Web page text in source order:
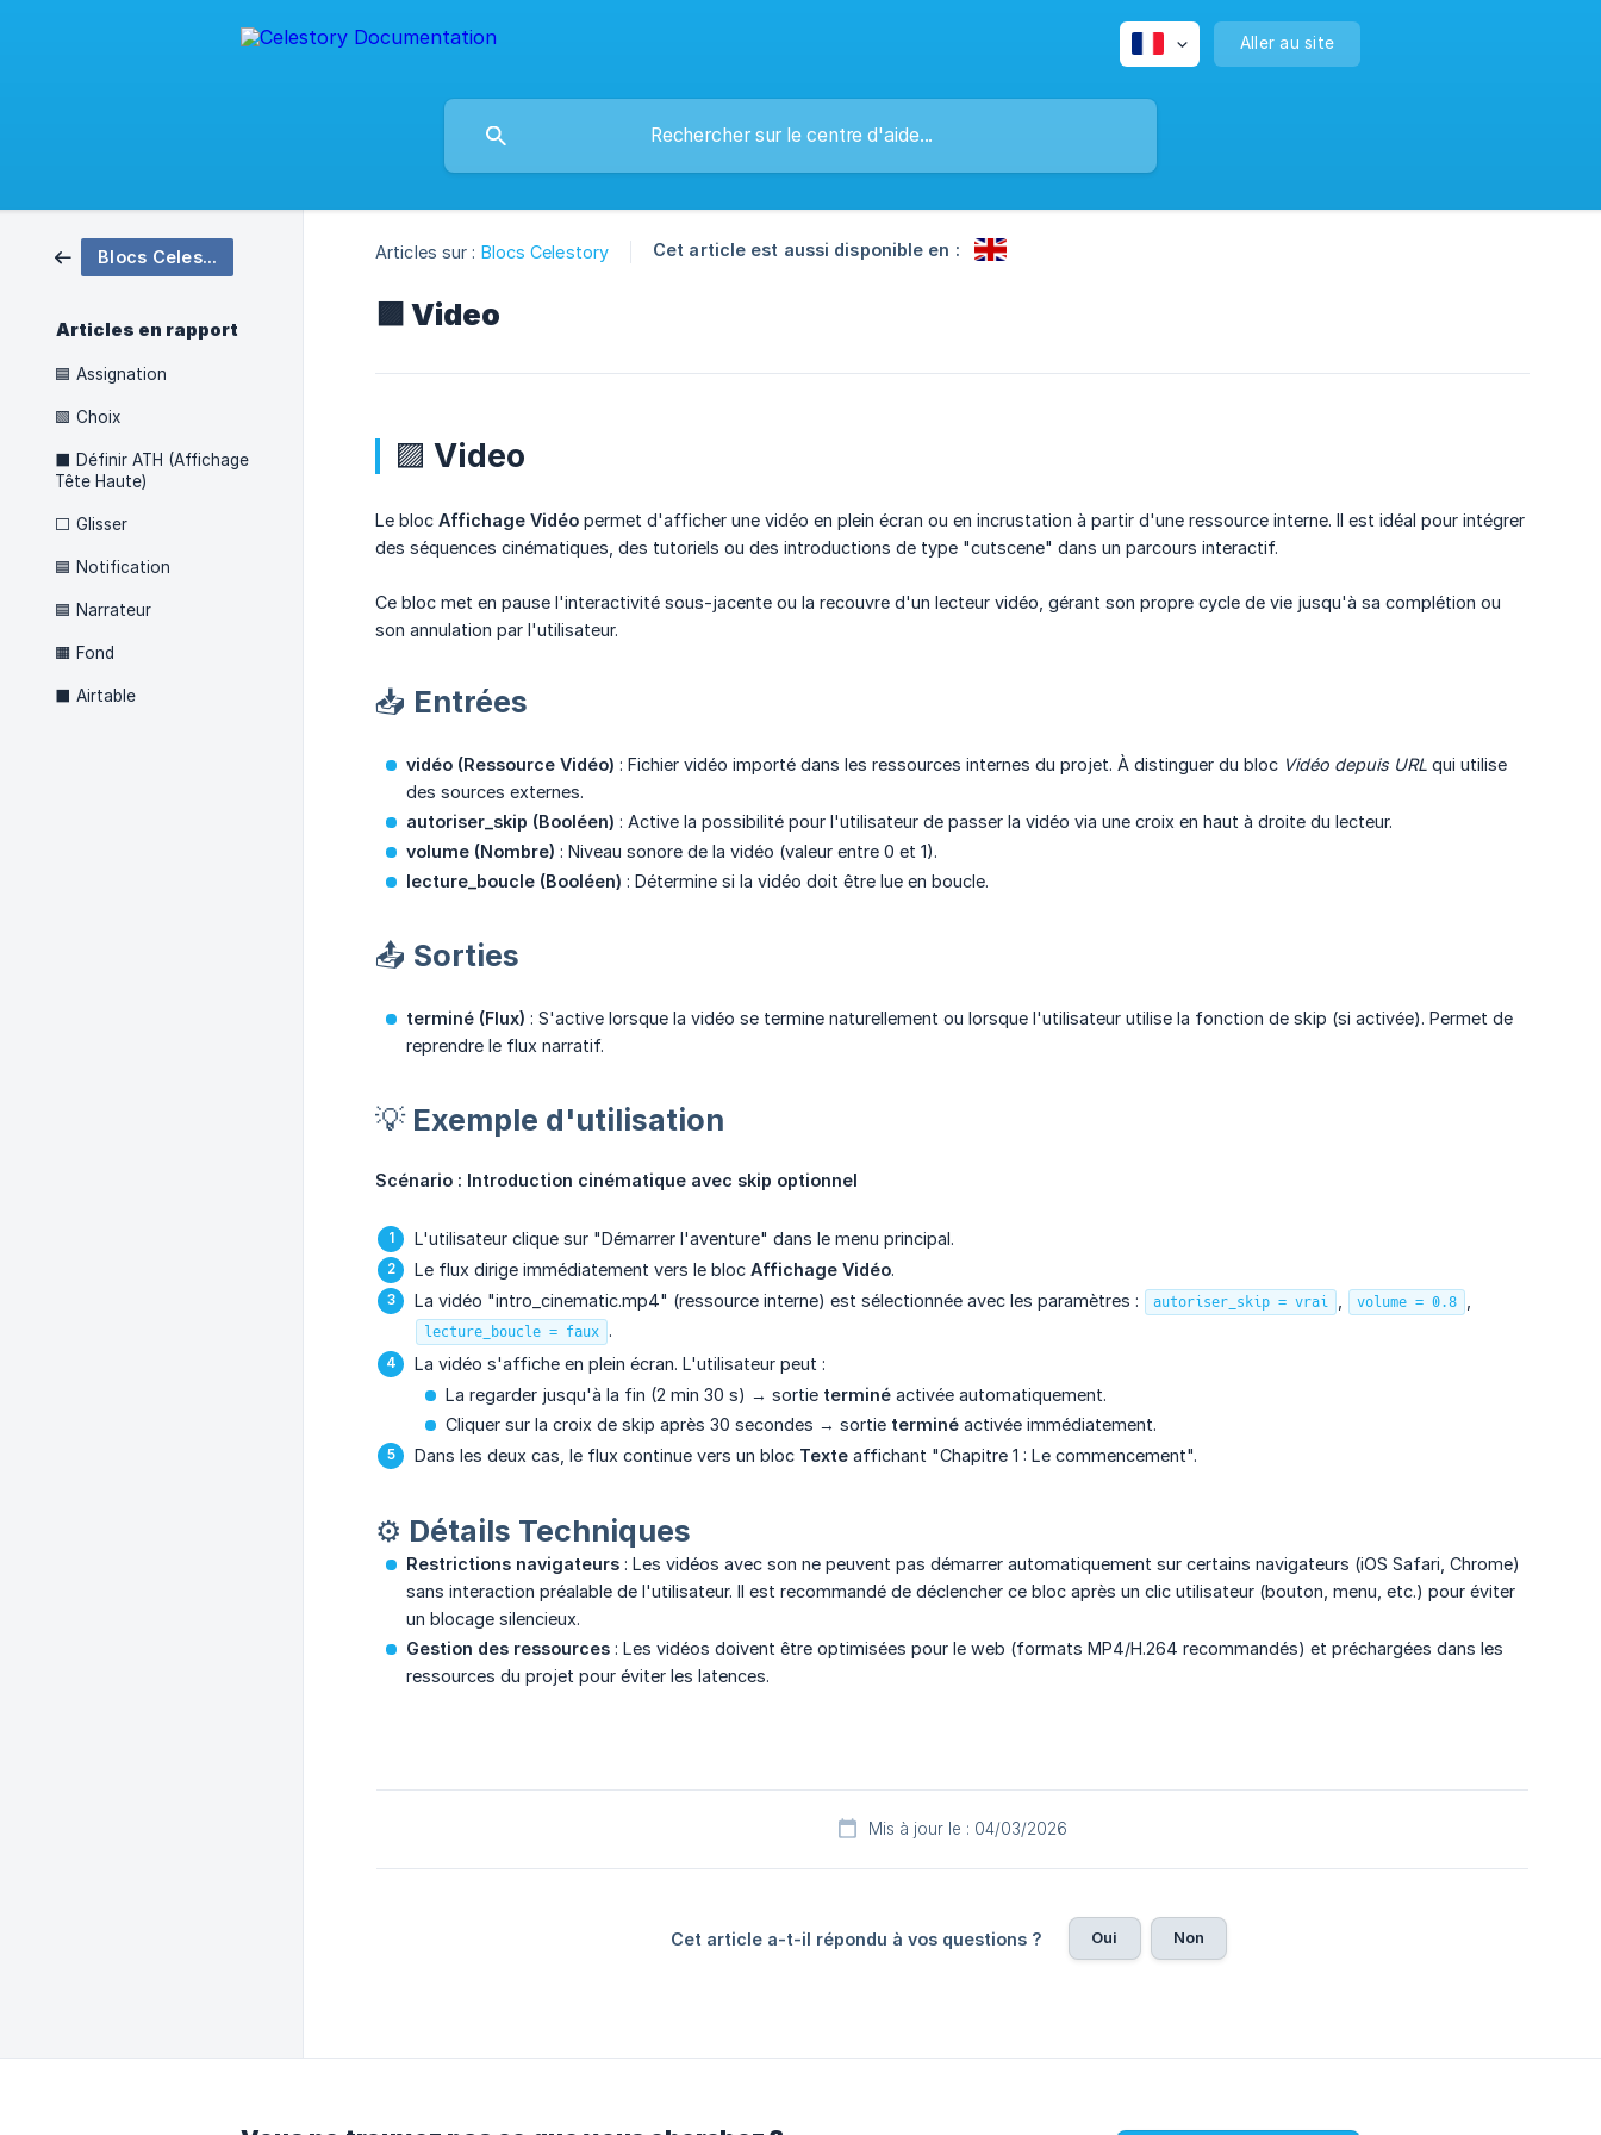
Aller au site
Blocs Celestory
Articles en rapport
🟦 Assignation
🟩 Choix
⬛ Définir ATH (Affichage
Tête Haute)
⬜ Glisser
🟦 Notification
🟦 Narrateur
🟧 Fond
⬛ Airtable
Articles sur : Blocs Celestory Cet article est aussi disponible en :
🟪 Video
🟪 Video
Le bloc Affichage Vidéo permet d'afficher une vidéo en plein écran ou en incrustation à partir d'une ressource interne. Il est idéal pour intégrer
des séquences cinématiques, des tutoriels ou des introductions de type "cutscene" dans un parcours interactif.
Ce bloc met en pause l'interactivité sous-jacente ou la recouvre d'un lecteur vidéo, gérant son propre cycle de vie jusqu'à sa complétion ou
son annulation par l'utilisateur.
📥 Entrées
vidéo (Ressource Vidéo) : Fichier vidéo importé dans les ressources internes du projet. À distinguer du bloc Vidéo depuis URL qui utilise
des sources externes.
autoriser_skip (Booléen) : Active la possibilité pour l'utilisateur de passer la vidéo via une croix en haut à droite du lecteur.
volume (Nombre) : Niveau sonore de la vidéo (valeur entre 0 et 1).
lecture_boucle (Booléen) : Détermine si la vidéo doit être lue en boucle.
📤 Sorties
terminé (Flux) : S'active lorsque la vidéo se termine naturellement ou lorsque l'utilisateur utilise la fonction de skip (si activée). Permet de
reprendre le flux narratif.
💡 Exemple d'utilisation
Scénario : Introduction cinématique avec skip optionnel
L'utilisateur clique sur "Démarrer l'aventure" dans le menu principal.
Le flux dirige immédiatement vers le bloc Affichage Vidéo.
La vidéo "intro_cinematic.mp4" (ressource interne) est sélectionnée avec les paramètres :
autoriser_skip = vrai volume = 0.8
lecture_boucle = faux .
La vidéo s'affiche en plein écran. L'utilisateur peut :
La regarder jusqu'à la fin (2 min 30 s) → sortie terminé activée automatiquement.
Cliquer sur la croix de skip après 30 secondes → sortie terminé activée immédiatement.
Dans les deux cas, le flux continue vers un bloc Texte affichant "Chapitre 1 : Le commencement".
⚙️ Détails Techniques
Restrictions navigateurs : Les vidéos avec son ne peuvent pas démarrer automatiquement sur certains navigateurs (iOS Safari, Chrome)
sans interaction préalable de l'utilisateur. Il est recommandé de déclencher ce bloc après un clic utilisateur (bouton, menu, etc.) pour éviter
un blocage silencieux.
Gestion des ressources : Les vidéos doivent être optimisées pour le web (formats MP4/H.264 recommandés) et préchargées dans les
ressources du projet pour éviter les latences.
Mis à jour le : 04/03/2026
Cet article a-t-il répondu à vos questions ? Oui Non